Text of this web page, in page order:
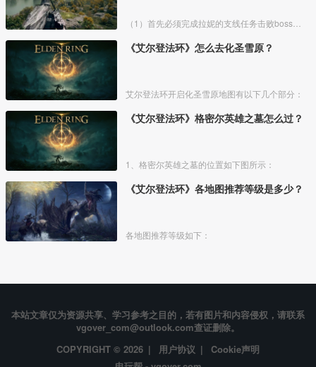
《艾尔登法环》怎么去化圣雪原？
艾尔登法环开启化圣雪原地图有以下几个部分：
《艾尔登法环》格密尔英雄之墓怎么过？
1、格密尔英雄之墓的位置如下图所示：
《艾尔登法环》各地图推荐等级是多少？
各地图推荐等级如下：
本站文章仅为资源共享、学习参考之目的，若有图片和内容侵权，请联系
vgover_com@outlook.com查证删除。
COPYRIGHT © 2026 | 用户协议 | Cookie声明